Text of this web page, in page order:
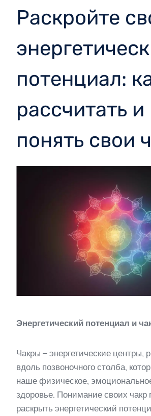
Раскройте
потенциал:
рассчитать и
понять свои
Энергетический потенциал и
Чакры – энергетические центры,
вдоль позвоночного столба,
наше физическое,
здоровье. Понимание своих чакр
раскрыть энергетический